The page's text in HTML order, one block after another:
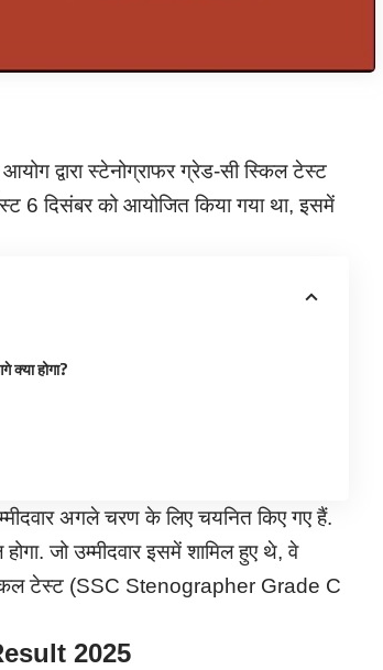
द्वारा स्टेनोग्राफर ग्रेड-सी स्किल टेस्ट
6 दिसंबर को आयोजित किया गया था, इसमें
क्या होगा?
अगले चरण के लिए चयनित किए गए हैं.
जो उम्मीदवार इसमें शामिल हुए थे, वे
टेस्ट (SSC Stenographer Grade C
2025